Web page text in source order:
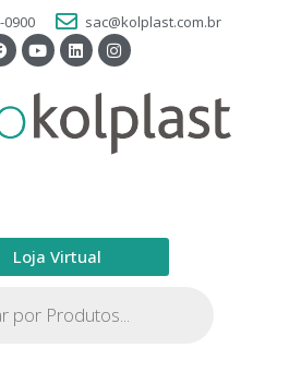
0900 sac@kolplast.com.br
Loja Virtual